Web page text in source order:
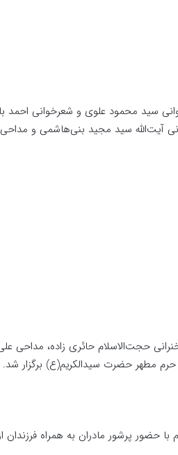
از ساعت ۸ صبح با مرثیه‌خوانی سید محمود علوی و
آیت‌الله سید مجید بنی‌هاشمی و
حجت‌الاسلام حائری زاده، مداحی